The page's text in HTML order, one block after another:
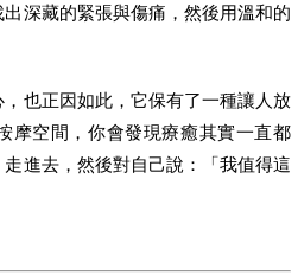
深藏的緊張與傷痛，然後用溫和的
也正因如此，它保有了一種讓人放
摩空間，你會發現療癒其實一直都
進去，然後對自己說：「我值得這